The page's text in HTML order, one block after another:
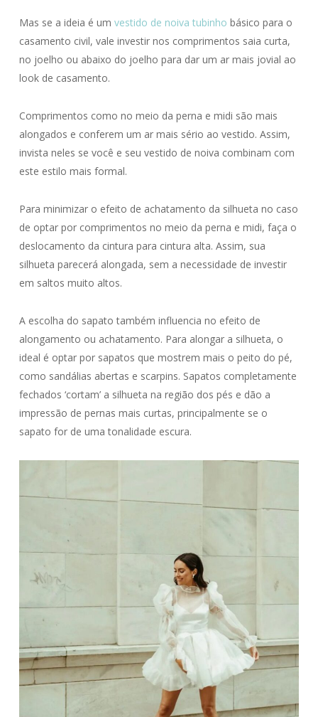
Mas se a ideia é um vestido de noiva tubinho básico para o
casamento civil, vale investir nos comprimentos saia curta,
no joelho ou abaixo do joelho para dar um ar mais jovial ao
look de casamento.
Comprimentos como no meio da perna e midi são mais
alongados e conferem um ar mais sério ao vestido. Assim,
invista neles se você e seu vestido de noiva combinam com
este estilo mais formal.
Para minimizar o efeito de achatamento da silhueta no caso
de optar por comprimentos no meio da perna e midi, faça o
deslocamento da cintura para cintura alta. Assim, sua
silhueta parecerá alongada, sem a necessidade de investir
em saltos muito altos.
A escolha do sapato também influencia no efeito de
alongamento ou achatamento. Para alongar a silhueta, o
ideal é optar por sapatos que mostrem mais o peito do pé,
como sandálias abertas e scarpins. Sapatos completamente
fechados ‘cortam’ a silhueta na região dos pés e dão a
impressão de pernas mais curtas, principalmente se o
sapato for de uma tonalidade escura.